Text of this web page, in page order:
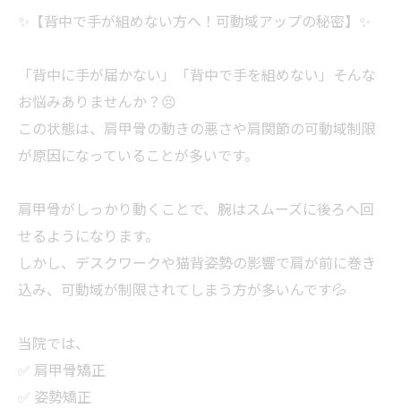
✨【背中で手が組めない方へ！可動域アップの秘密】✨
「背中に手が届かない」「背中で手を組めない」そんな
お悩みありませんか？😣
この状態は、肩甲骨の動きの悪さや肩関節の可動域制限
が原因になっていることが多いです。
肩甲骨がしっかり動くことで、腕はスムーズに後ろへ回
せるようになります。
しかし、デスクワークや猫背姿勢の影響で肩が前に巻き
込み、可動域が制限されてしまう方が多いんです💦
当院では、
✅ 肩甲骨矯正
✅ 姿勢矯正